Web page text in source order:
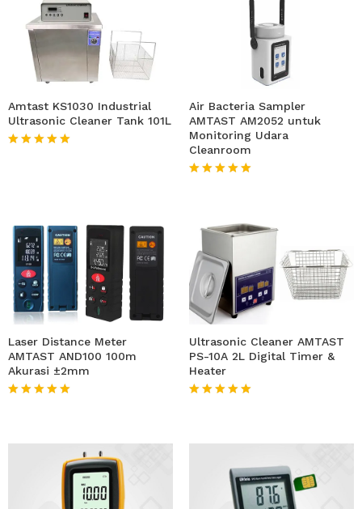
Amtast KS1030 Industrial
Ultrasonic Cleaner Tank 101L
Air Bacteria Sampler
AMTAST AM2052 untuk
Monitoring Udara
Cleanroom
Laser Distance Meter
AMTAST AND100 100m
Akurasi ±2mm
Ultrasonic Cleaner AMTAST
PS-10A 2L Digital Timer &
Heater